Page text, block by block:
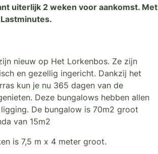
uiterlijk 2 weken voor aankomst. Met
nieuw op Het Lorkenbos. Ze zijn
en gezellig ingericht. Dankzij het
kun je nu 365 dagen van de
Deze bungalows hebben allen
De bungalow is 70m2 groot
van 15m2
is 7,5 m x 4 meter groot.